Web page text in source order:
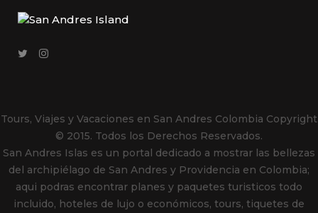
Tours, Viajes y Vacaciones en San Andres Colombia Copyright
© 2015. Todos los Derechos Reservados.
San Andres Islas es un portal dedicado a mostrar las bellezas
del archipiélago de San Andres y Providencia en Colombia;
aqui podras encontrar planes y paquetes turisticos todo
incluido, hoteles de lujo o económicos, tours, tiquetes de